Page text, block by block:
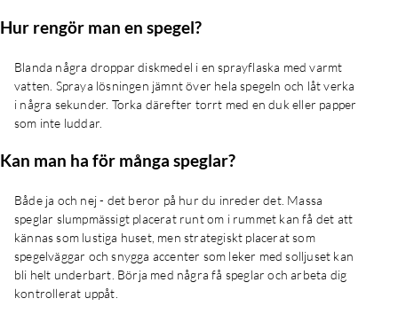
Hur rengör man en spegel?
Blanda några droppar diskmedel i en sprayflaska med varmt
vatten. Spraya lösningen jämnt över hela spegeln och låt verka
i några sekunder. Torka därefter torrt med en duk eller papper
som inte luddar.
Kan man ha för många speglar?
Både ja och nej - det beror på hur du inreder det. Massa
speglar slumpmässigt placerat runt om i rummet kan få det att
kännas som lustiga huset, men strategiskt placerat som
spegelväggar och snygga accenter som leker med solljuset kan
bli helt underbart. Börja med några få speglar och arbeta dig
kontrollerat uppåt.